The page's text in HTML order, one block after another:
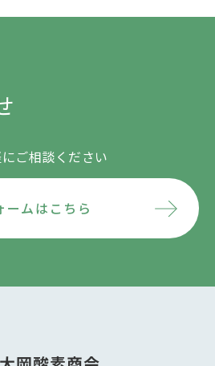
ご相談ください
ームはこちら